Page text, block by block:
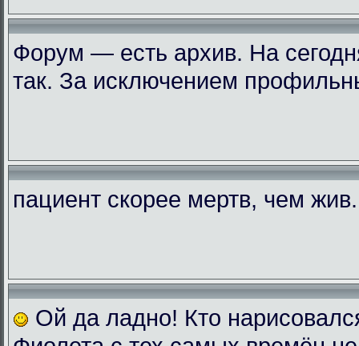
Форум — есть архив. На
так. За исключением
пациент скорее мертв, чем
Ой да ладно! Кто